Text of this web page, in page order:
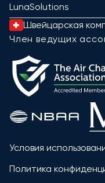
LunaSolutions
Швейцарская
Член ведущих
Условия
Политика